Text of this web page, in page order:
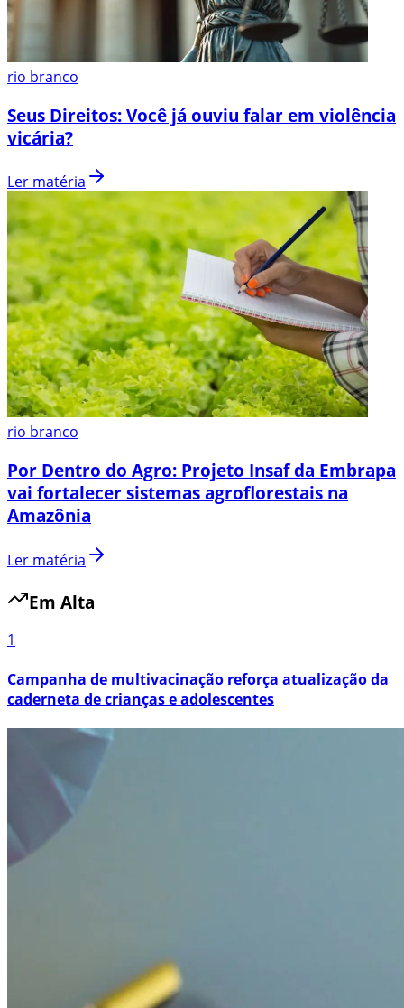
rio branco
Seus Direitos: Você já ouviu falar em violência
vicária?
Ler matéria
rio branco
Por Dentro do Agro: Projeto Insaf da Embrapa
vai fortalecer sistemas agroflorestais na
Amazônia
Ler matéria
Em Alta
1
Campanha de multivacinação reforça atualização da
caderneta de crianças e adolescentes